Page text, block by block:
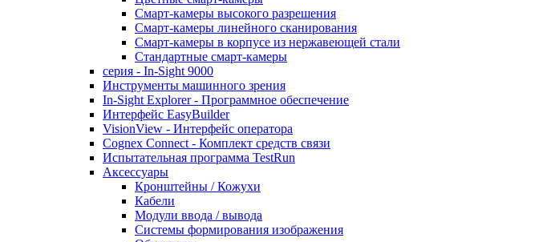
Смарт-камеры высокого разрешения
Смарт-камеры линейного сканирования
Смарт-камеры в корпусе из нержавеющей стали
Стандартные смарт-камеры
серия - In-Sight 9000
Инструменты машинного зрения
In-Sight Explorer - Программное обеспечение
Интерфейс EasyBuilder
VisionView - Интерфейс оператора
Cognex Connect - Комплект средств связи
Испытательная программа TestRun
Аксессуары
Кронштейны / Кожухи
Кабели
Модули ввода / вывода
Системы формирования изображения